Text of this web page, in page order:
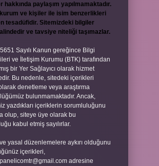
hakkında paylaşım yapılmamaktadır.
ve kişiler ile isim benzerlikleri
tesadüfidir. Sitemizdeki bilgiler
ve tavsiye niteliği taşımazlar.
Sayılı Kanun gereğince Bilgi
ve İletişim Kurumu (BTK) tarafından
bir Yer Sağlayıcı olarak hizmet
Bu nedenle, sitedeki içerikleri
denetleme veya araştırma
bulunmamaktadır. Ancak,
yazdıkları içeriklerin sorumluluğunu
olup, siteye üye olarak bu
kabul etmiş sayılırlar.
yasal düzenlemelere aykırı olduğunu
içerikleri,
adresine